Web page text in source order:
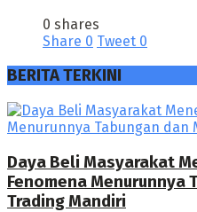
0 shares
Share 0 Tweet 0
BERITA TERKINI
Daya Beli Masyarakat
Fenomena Menurunnya
Trading Mandiri